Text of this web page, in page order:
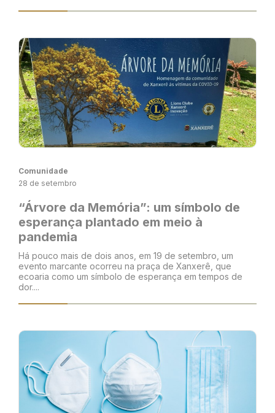
Comunidade
28 de setembro
“Árvore da Memória”: um símbolo de
esperança plantado em meio à
pandemia
Há pouco mais de dois anos, em 19 de setembro, um
evento marcante ocorreu na praça de Xanxerê, que
ecoaria como um símbolo de esperança em tempos de
dor....